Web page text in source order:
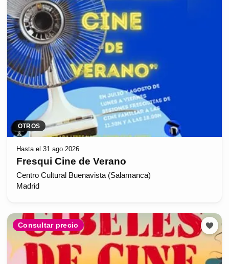
OTROS
Hasta el 31 ago 2026
Fresqui Cine de Verano
Centro Cultural Buenavista (Salamanca)
Madrid
Consultar precio